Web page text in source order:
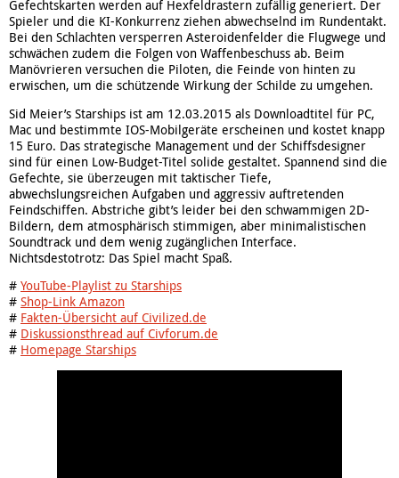
Gefechtskarten werden auf Hexfeldrastern zufällig generiert. Der
Spieler und die KI-Konkurrenz ziehen abwechselnd im Rundentakt.
Bei den Schlachten versperren Asteroidenfelder die Flugwege und
schwächen zudem die Folgen von Waffenbeschuss ab. Beim
Manövrieren versuchen die Piloten, die Feinde von hinten zu
erwischen, um die schützende Wirkung der Schilde zu umgehen.
Sid Meier’s Starships ist am 12.03.2015 als Downloadtitel für PC,
Mac und bestimmte IOS-Mobilgeräte erscheinen und kostet knapp
15 Euro. Das strategische Management und der Schiffsdesigner
sind für einen Low-Budget-Titel solide gestaltet. Spannend sind die
Gefechte, sie überzeugen mit taktischer Tiefe,
abwechslungsreichen Aufgaben und aggressiv auftretenden
Feindschiffen. Abstriche gibt’s leider bei den schwammigen 2D-
Bildern, dem atmosphärisch stimmigen, aber minimalistischen
Soundtrack und dem wenig zugänglichen Interface.
Nichtsdestotrotz: Das Spiel macht Spaß.
# YouTube-Playlist zu Starships
# Shop-Link Amazon
# Fakten-Übersicht auf Civilized.de
# Diskussionsthread auf Civforum.de
# Homepage Starships